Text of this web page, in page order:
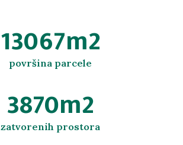
14000m2
površina parcele
4300m2
zatvorenih prostora